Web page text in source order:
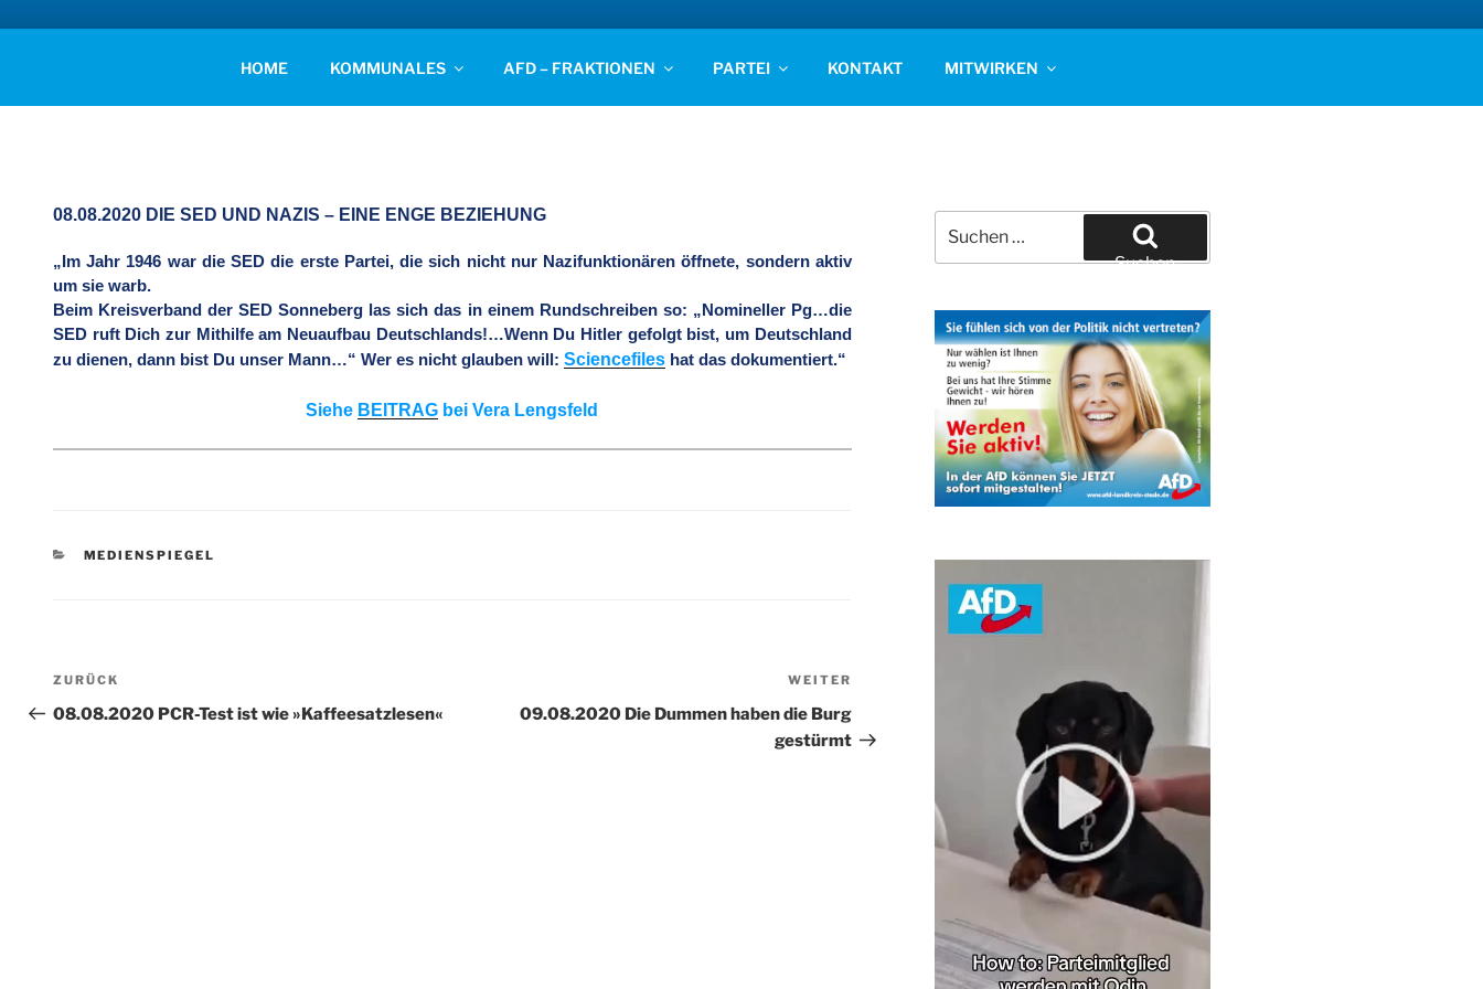
AFD KREISVERBAND STADE
Unsere Politik für Deutschland!
HOME KOMMUNALES AFD – FRAKTIONEN PARTEI KONTAKT MITWIRKEN
08.08.2020 DIE SED UND NAZIS – EINE ENGE BEZIEHUNG
„Im Jahr 1946 war die SED die erste Partei, die sich nicht nur Nazifunktionären öffnete, sondern aktiv
um sie warb.
Beim Kreisverband der SED Sonneberg las sich das in einem Rundschreiben so: „Nomineller Pg…die
SED ruft Dich zur Mithilfe am Neuaufbau Deutschlands!…Wenn Du Hitler gefolgt bist, um Deutschland
zu dienen, dann bist Du unser Mann…“ Wer es nicht glauben will: Sciencefiles hat das dokumentiert.“
Siehe BEITRAG bei Vera Lengsfeld
KATEGORIEN
MEDIENSPIEGEL
Beitragsnavigation
Vorheriger
Beitrag
ZURÜCK
08.08.2020 PCR-Test ist wie »Kaffeesatzlesen«
Beitrag
WEITER
09.08.2020 Die Dummen haben die Burg
gestürmt
nach:
Suchen